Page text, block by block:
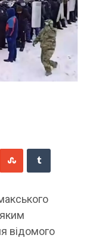
відомого